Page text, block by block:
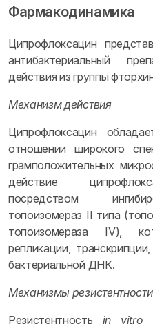
Фармакодинамика
Ципрофлоксацин
антибактериальный
действия из группы
Механизм действия
Ципрофлоксацин
отношении широкого
грамположительных
действие
посредством
топоизомераз II типа
топоизомераза IV),
репликации,
бактериальной ДНК.
Механизмы резистентности
Резистентность in vitro